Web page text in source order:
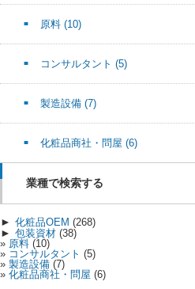
原料 (10)
コンサルタント (5)
製造設備 (7)
化粧品商社・問屋 (6)
業種で検索する
► 化粧品OEM (268)
► 包装資材 (38)
原料 (10)
コンサルタント (5)
製造設備 (7)
化粧品商社・問屋 (6)